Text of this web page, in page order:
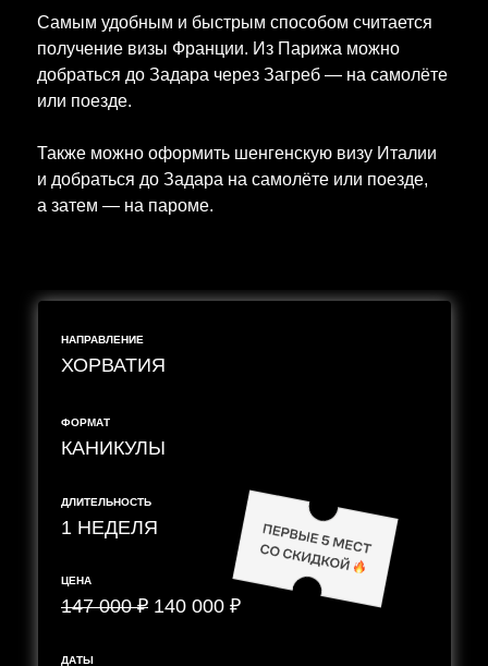
Самым удобным и быстрым способом считается
получение визы Франции. Из Парижа можно
добраться до Задара через Загреб — на самолёте
или поезде.
Также можно оформить шенгенскую визу Италии
и добраться до Задара на самолёте или поезде,
а затем — на пароме.
ХОРВАТИЯ
НАПРАВЛЕНИЕ
КАНИКУЛЫ
ФОРМАТ
1 НЕДЕЛЯ
ДЛИТЕЛЬНОСТЬ
ДАТЫ
147 000 ₽ 140 000 ₽
ЦЕНА